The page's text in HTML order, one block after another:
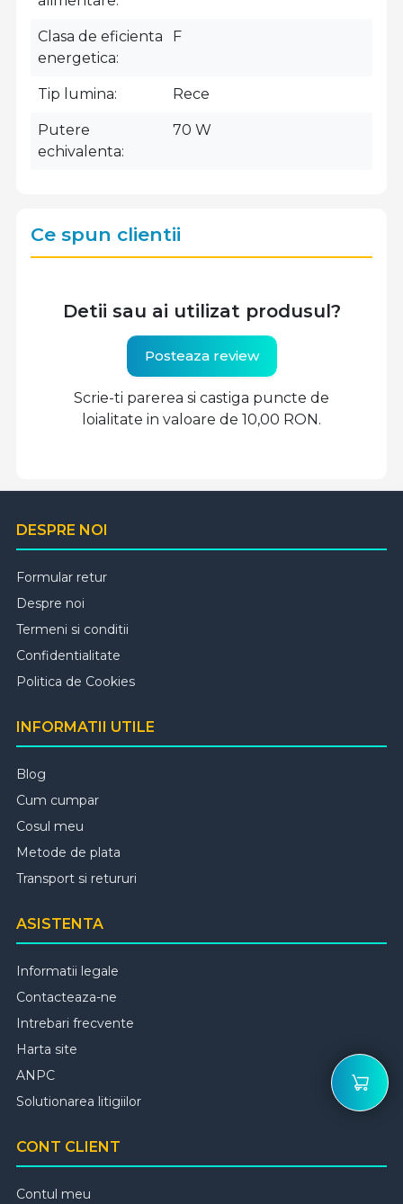
Clasa de eficienta
energetica
F
Tip lumina Rece
Putere
echivalenta
70 W
Ce spun clientii
Detii sau ai utilizat produsul?
Posteaza review
Scrie-ti parerea si castiga puncte de
loialitate in valoare de 10,00 RON.
DESPRE NOI
Formular retur
Despre noi
Termeni si conditii
Confidentialitate
Politica de Cookies
INFORMATII UTILE
Blog
Cum cumpar
Cosul meu
Metode de plata
Transport si retururi
ASISTENTA
Informatii legale
Contacteaza-ne
Intrebari frecvente
Harta site
ANPC
Solutionarea litigiilor
CONT CLIENT
Contul meu